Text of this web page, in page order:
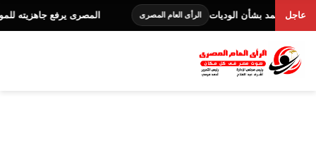
عاجل
بشأن الوديات الرأى العام المصرى المصرى يرفع جاهزيته للموسم الجديد بـ3 وديات فى